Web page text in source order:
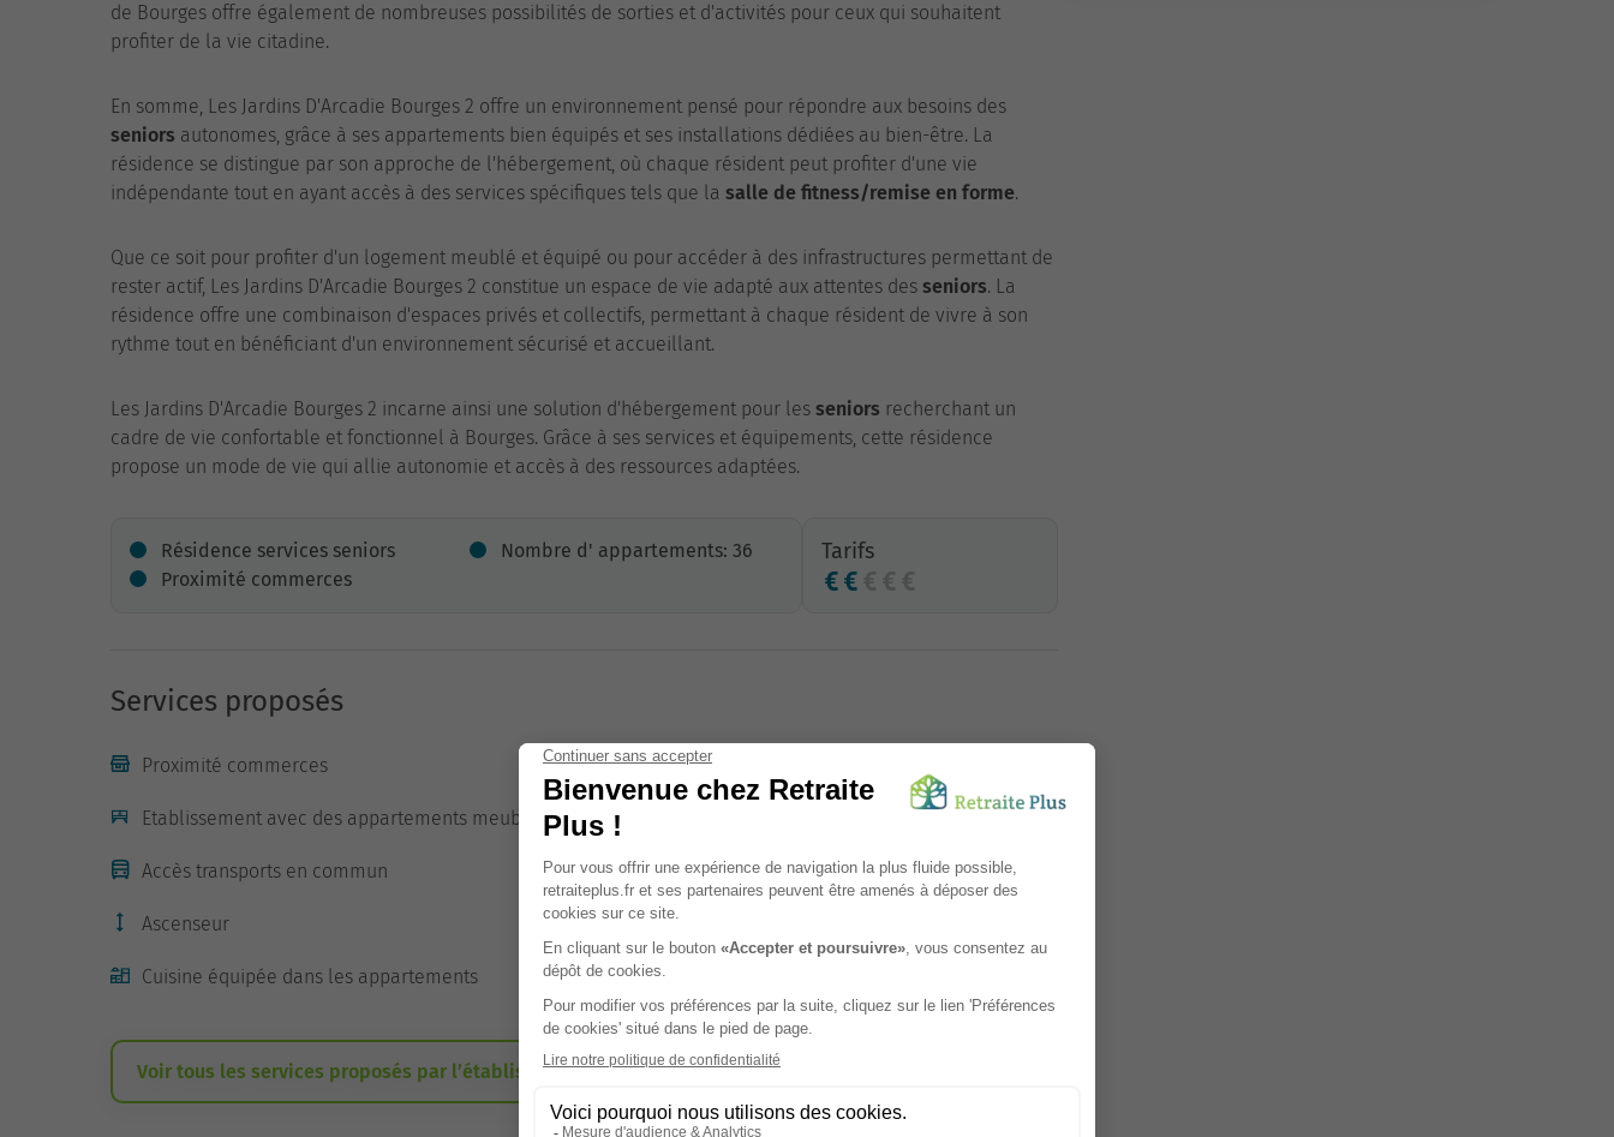
de Bourges offre également de nombreuses possibilités de sorties et d'activités pour ceux qui souhaitent
profiter de la vie citadine.
En somme, Les Jardins D'Arcadie Bourges 2 offre un environnement pensé pour répondre aux besoins des
seniors autonomes, grâce à ses appartements bien équipés et ses installations dédiées au bien-être. La
résidence se distingue par son approche de l'hébergement, où chaque résident peut profiter d'une vie
indépendante tout en ayant accès à des services spécifiques tels que la salle de fitness/remise en forme.
Que ce soit pour profiter d'un logement meublé et équipé ou pour accéder à des infrastructures permettant de
rester actif, Les Jardins D'Arcadie Bourges 2 constitue un espace de vie adapté aux attentes des seniors. La
résidence offre une combinaison d'espaces privés et collectifs, permettant à chaque résident de vivre à son
rythme tout en bénéficiant d'un environnement sécurisé et accueillant.
Les Jardins D'Arcadie Bourges 2 incarne ainsi une solution d'hébergement pour les seniors recherchant un
cadre de vie confortable et fonctionnel à Bourges. Grâce à ses services et équipements, cette résidence
propose un mode de vie qui allie autonomie et accès à des ressources adaptées.
Résidence services seniors
Nombre d' appartements: 36
Proximité commerces
Tarifs
Services proposés
Proximité commerces Salle de remise en forme
Etablissement avec des appartements meublés
Accès transports en commun Animaux de compagnie acceptés
Ascenseur Climatisation
Cuisine équipée dans les appartements Possibilité de prendre ses meubles
Voir tous les services proposés par l’établissement